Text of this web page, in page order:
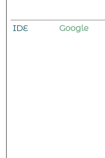
IDE Google